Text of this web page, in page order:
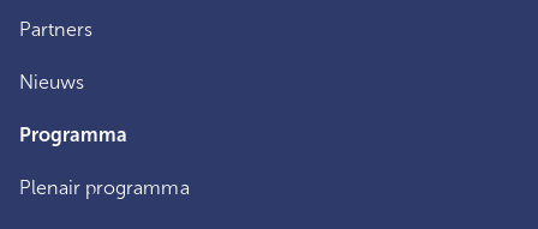
Partners
Nieuws
Programma
Plenair programma